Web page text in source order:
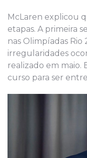
McLaren explicou
etapas. A primeira
nas Olimpíadas Rio
irregularidades
realizado em maio.
curso para ser